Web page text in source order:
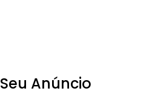
Anúncio